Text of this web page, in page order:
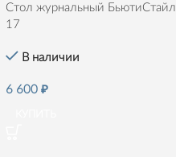
Стол журнальный БьютиСтайл
17
В наличии
6 600 ₽